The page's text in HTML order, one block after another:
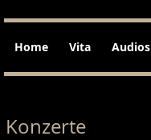
Home Vita Audios
Konzerte